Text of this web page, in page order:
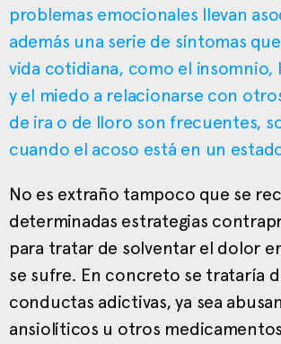
problemas emocionales llevan
además una serie de síntomas
vida cotidiana, como el insomnio,
y el miedo a relacionarse con
de ira o de lloro son frecuentes,
cuando el acoso está en un
No es extraño tampoco que se
determinadas estrategias
para tratar de solventar el dolor
se sufre. En concreto se trataría
conductas adictivas, ya sea
ansiolíticos u otros